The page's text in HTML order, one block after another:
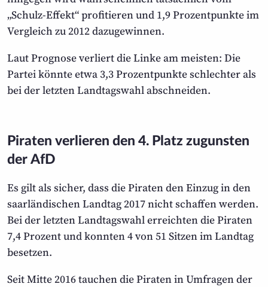
„Schulz-Effekt“ profitieren und 1,9 Prozentpunkte im
Vergleich zu 2012 dazugewinnen.
Laut Prognose verliert die Linke am meisten: Die
Partei könnte etwa 3,3 Prozentpunkte schlechter als
bei der letzten Landtagswahl abschneiden.
Piraten verlieren den 4. Platz zugunsten
der AfD
Es gilt als sicher, dass die Piraten den Einzug in den
saarländischen Landtag 2017 nicht schaffen werden.
Bei der letzten Landtagswahl erreichten die Piraten
7,4 Prozent und konnten 4 von 51 Sitzen im Landtag
besetzen.
Seit Mitte 2016 tauchen die Piraten in Umfragen der